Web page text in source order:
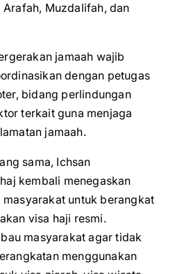
Muzdalifah, dan
jamaah wajib
dengan petugas
bidang perlindungan
terkait guna menjaga
jamaah.
sama, Ichsan
kembali menegaskan
untuk berangkat
visa haji resmi.
masyarakat agar tidak
menggunakan